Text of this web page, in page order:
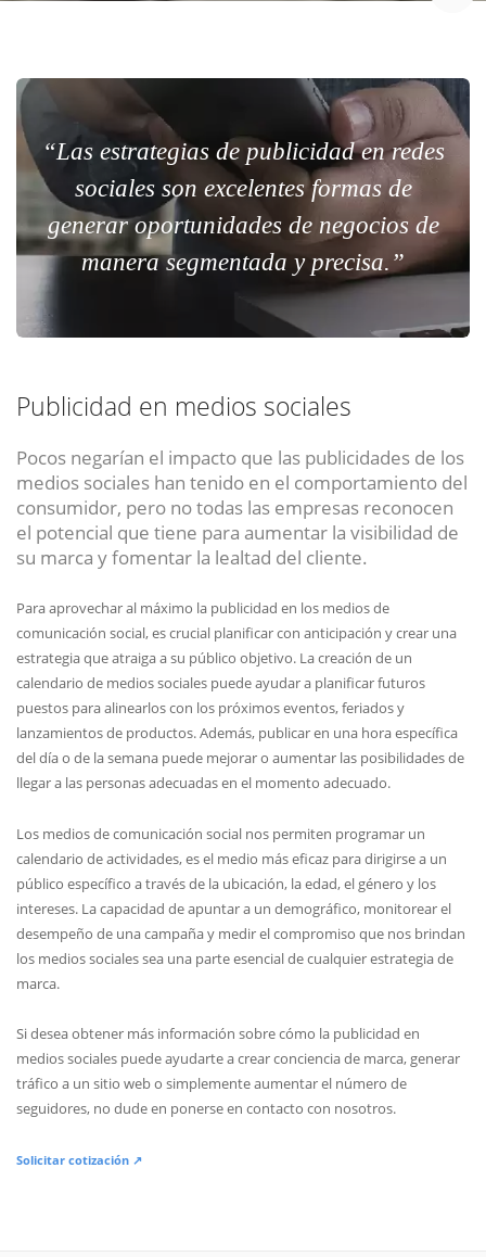
“Las estrategias de publicidad en redes
sociales son excelentes formas de
generar oportunidades de negocios de
manera segmentada y precisa.”
Publicidad en medios sociales
Pocos negarían el impacto que las publicidades de los
medios sociales han tenido en el comportamiento del
consumidor, pero no todas las empresas reconocen
el potencial que tiene para aumentar la visibilidad de
su marca y fomentar la lealtad del cliente.
Para aprovechar al máximo la publicidad en los medios de
comunicación social, es crucial planificar con anticipación y crear una
estrategia que atraiga a su público objetivo. La creación de un
calendario de medios sociales puede ayudar a planificar futuros
puestos para alinearlos con los próximos eventos, feriados y
lanzamientos de productos. Además, publicar en una hora específica
del día o de la semana puede mejorar o aumentar las posibilidades de
llegar a las personas adecuadas en el momento adecuado.
Los medios de comunicación social nos permiten programar un
calendario de actividades, es el medio más eficaz para dirigirse a un
público específico a través de la ubicación, la edad, el género y los
intereses. La capacidad de apuntar a un demográfico, monitorear el
desempeño de una campaña y medir el compromiso que nos brindan
los medios sociales sea una parte esencial de cualquier estrategia de
marca.
Si desea obtener más información sobre cómo la publicidad en
medios sociales puede ayudarte a crear conciencia de marca, generar
tráfico a un sitio web o simplemente aumentar el número de
seguidores, no dude en ponerse en contacto con nosotros.
Solicitar cotización ↗